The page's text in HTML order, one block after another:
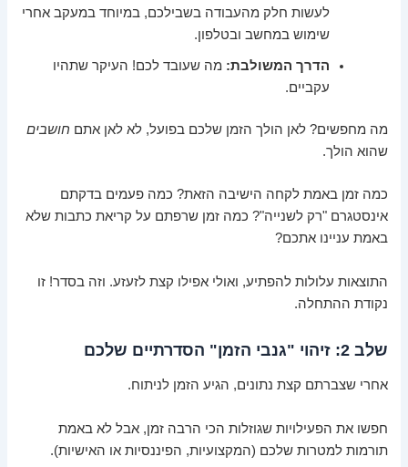
לעשות חלק מהעבודה בשבילכם, במיוחד במעקב אחרי
שימוש במחשב ובטלפון.
הדרך המשולבת: מה שעובד לכם! העיקר שתהיו
עקביים.
מה מחפשים? לאן הולך הזמן שלכם בפועל, לא לאן אתם חושבים
שהוא הולך.
כמה זמן באמת לקחה הישיבה הזאת? כמה פעמים בדקתם
אינסטגרם "רק לשנייה"? כמה זמן שרפתם על קריאת כתבות שלא
באמת עניינו אתכם?
התוצאות עלולות להפתיע, ואולי אפילו קצת לזעזע. וזה בסדר! זו
נקודת ההתחלה.
שלב 2: זיהוי "גנבי הזמן" הסדרתיים שלכם
אחרי שצברתם קצת נתונים, הגיע הזמן לניתוח.
חפשו את הפעילויות שגוזלות הכי הרבה זמן, אבל לא באמת
תורמות למטרות שלכם (המקצועיות, הפיננסיות או האישיות).